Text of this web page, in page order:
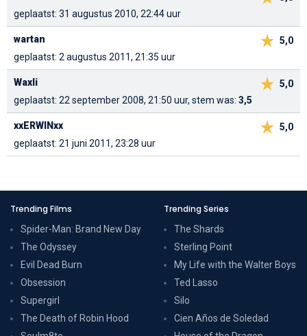
geplaatst: 31 augustus 2010, 22:44 uur
5,0
wartan
geplaatst: 2 augustus 2011, 21:35 uur
5,0
Waxli
geplaatst: 22 september 2008, 21:50 uur, stem was: 3,5
5,0
xxERWINxx
geplaatst: 21 juni 2011, 23:28 uur
Trending Films
Spider-Man: Brand New Day
The Odyssey
Evil Dead Burn
Obsession
Supergirl
The Death of Robin Hood
Trending Series
The Shards
Sterling Point
My Life with the Walter Boys
Ted Lasso
Silo
Cien Años de Soledad